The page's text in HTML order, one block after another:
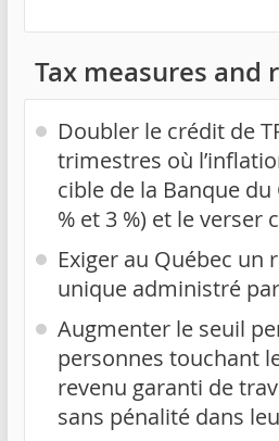
Tax measures and
Doubler le crédit de
trimestres où
cible de la Banque du
% et 3 %) et le verser
Exiger au Québec un
unique administré
Augmenter le seuil
personnes touchant
revenu garanti de
sans pénalité dans